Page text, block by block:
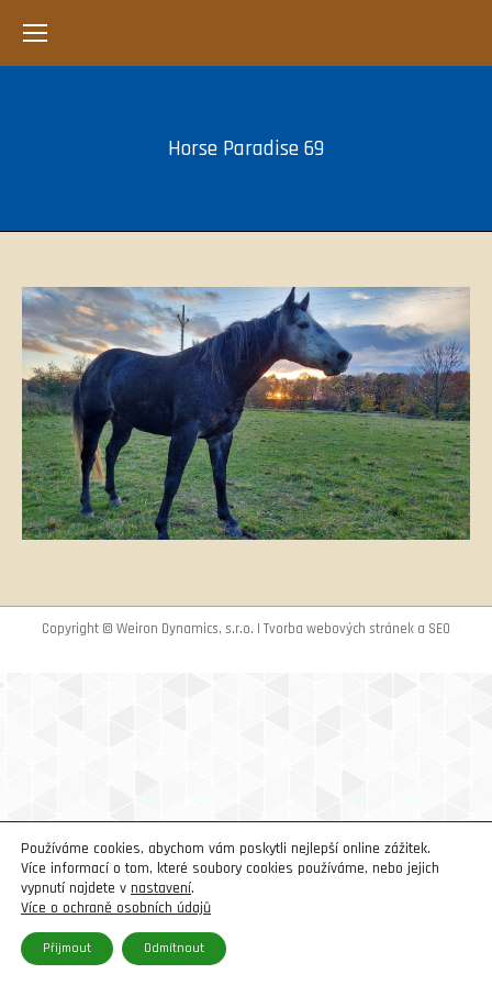
Horse Paradise 69
Copyright © Weiron Dynamics, s.r.o. | Tvorba webových stránek a SEO
Používáme cookies, abychom vám poskytli nejlepší online zážitek.
Více informací o tom, které soubory cookies používáme, nebo jejich
vypnutí najdete v nastavení.
Více o ochraně osobních údajů
Přijmout Odmítnout